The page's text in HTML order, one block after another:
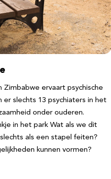
Zimbabwe ervaart psychische
er slechts 13 psychiaters in het
onder ouderen.
in het park Wat als we dit
als een stapel feiten?
kunnen vormen?